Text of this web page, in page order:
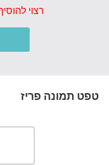
רצוי להוסיף 10 ס"מ לגובה ולרוחב !
טפט תמונה פריז